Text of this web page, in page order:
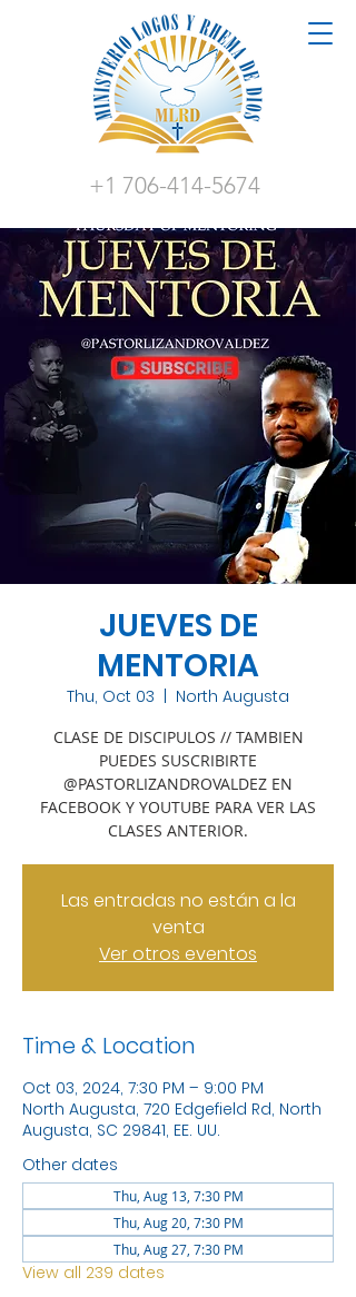
+1 706-414-5674
JUEVES DE
MENTORIA
Thu, Oct 03 North Augusta
CLASE DE DISCIPULOS // TAMBIEN
PUEDES SUSCRIBIRTE
@PASTORLIZANDROVALDEZ EN
FACEBOOK Y YOUTUBE PARA VER LAS
CLASES ANTERIOR.
Las entradas no están a la
venta
Ver otros eventos
Time & Location
Oct 03, 2024, 7:30 PM – 9:00 PM
North Augusta, 720 Edgefield Rd, North
Augusta, SC 29841, EE. UU.
Other dates
Thu, Aug 13, 7:30 PM
Thu, Aug 20, 7:30 PM
Thu, Aug 27, 7:30 PM
View all 239 dates